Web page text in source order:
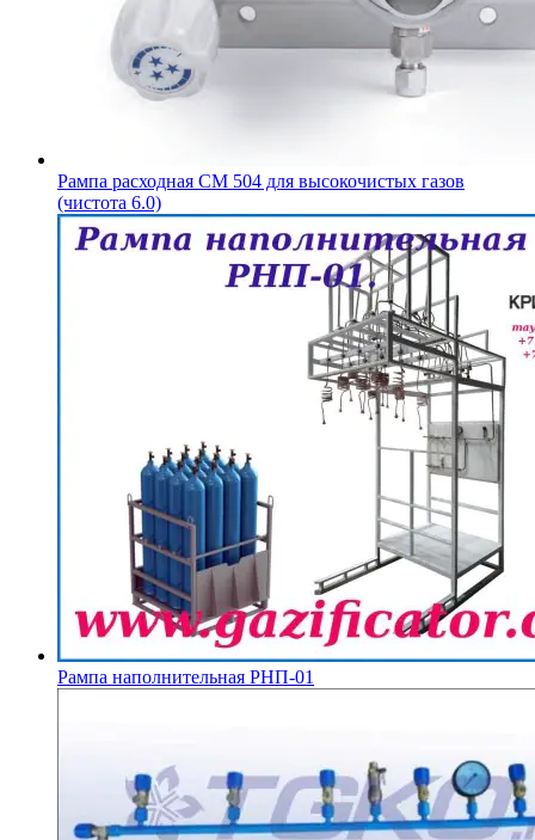
Рампа расходная CM 504 для высокочистых газов
(чистота 6.0)
Рампа наполнительная РНП-01